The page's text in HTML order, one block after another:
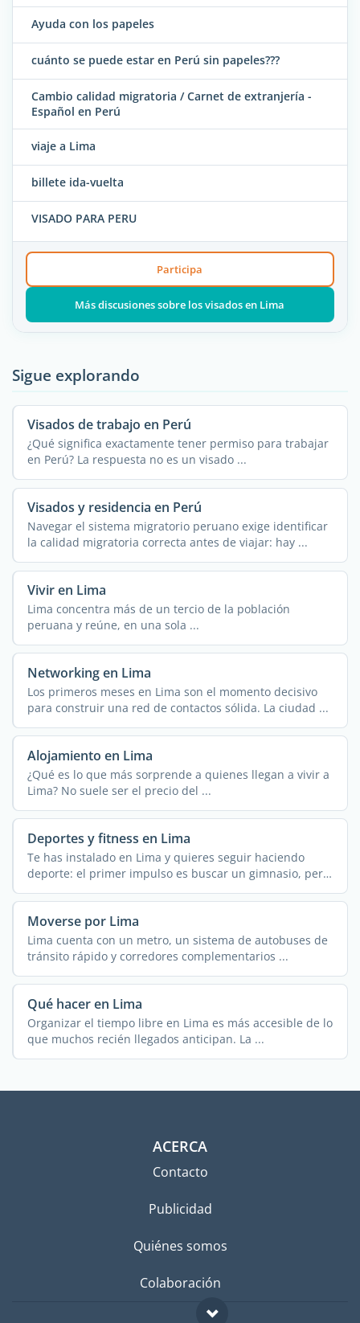
Ayuda con los papeles
cuánto se puede estar en Perú sin papeles???
Cambio calidad migratoria / Carnet de extranjería -
Español en Perú
viaje a Lima
billete ida-vuelta
VISADO PARA PERU
Participa
Más discusiones sobre los visados en Lima
Sigue explorando
Visados de trabajo en Perú
¿Qué significa exactamente tener permiso para trabajar
en Perú? La respuesta no es un visado ...
Visados y residencia en Perú
Navegar el sistema migratorio peruano exige identificar
la calidad migratoria correcta antes de viajar: hay ...
Vivir en Lima
Lima concentra más de un tercio de la población
peruana y reúne, en una sola ...
Networking en Lima
Los primeros meses en Lima son el momento decisivo
para construir una red de contactos sólida. La ciudad ...
Alojamiento en Lima
¿Qué es lo que más sorprende a quienes llegan a vivir a
Lima? No suele ser el precio del ...
Deportes y fitness en Lima
Te has instalado en Lima y quieres seguir haciendo
deporte: el primer impulso es buscar un gimnasio, pero
la ...
Moverse por Lima
Lima cuenta con un metro, un sistema de autobuses de
tránsito rápido y corredores complementarios ...
Qué hacer en Lima
Organizar el tiempo libre en Lima es más accesible de lo
que muchos recién llegados anticipan. La ...
ACERCA
Contacto
Publicidad
Quiénes somos
Colaboración